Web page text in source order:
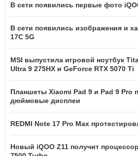
В сети появились первые фото
В сети появились изображения и
17C 5G
MSI выпустила игровой ноутбук
Ultra 9 275HX и GeForce RTX 5070 Ti
Планшеты Xiaomi Pad 9 и Pad 9 Pro
дюймовые дисплеи
REDMI Note 17 Pro Max
Новый iQOO Z11 получит